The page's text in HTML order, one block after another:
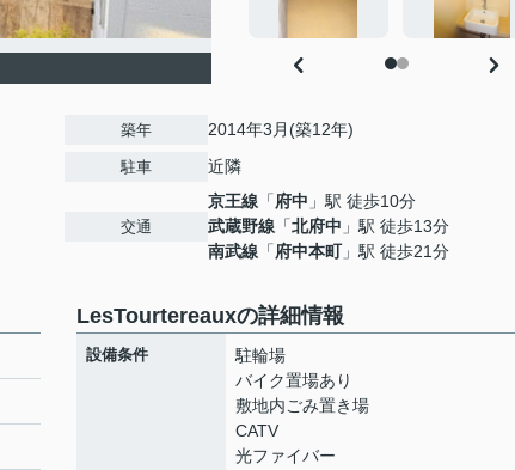
築年 2014年3月(築12年)
駐車 近隣
交通
京王線 「府中 」駅 徒歩10分
武蔵野線 「北府中 」駅 徒歩13分
南武線 「府中本町」駅 徒歩21分
LesTourtereauxの詳細情報
設備条件
駐輪場
バイク置場あり
敷地内ごみ置き場
CATV
光ファイバー